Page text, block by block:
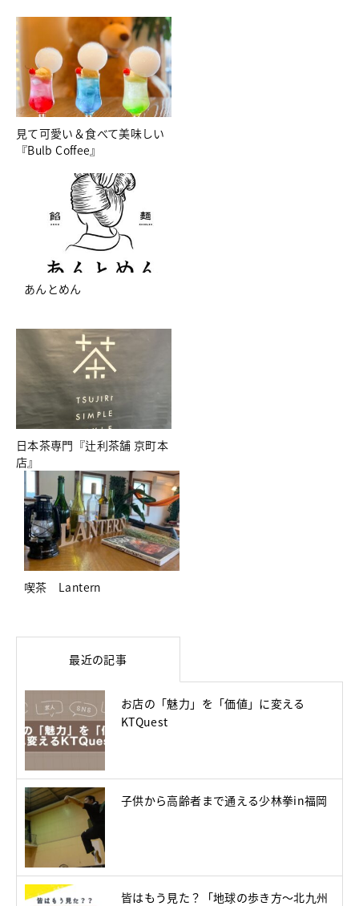
見て可愛い＆食べて美味しい
『Bulb Coffee』
あんとめん
日本茶専門『辻利茶舗 京町本
店』
喫茶 Lantern
最近の記事
お店の「魅力」を「価値」に変える
KTQuest
子供から高齢者まで通える少林拳in福岡
皆はもう見た？「地球の歩き方～北九州